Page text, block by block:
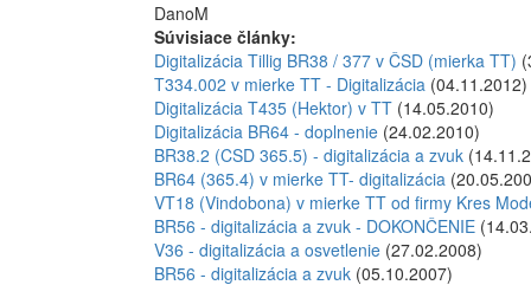
DanoM
Súvisiace články:
Digitalizácia Tillig BR38 / 377 v ČSD (mierka TT)
T334.002 v mierke TT - Digitalizácia (04.11.2012)
Digitalizácia T435 (Hektor) v TT (14.05.2010)
Digitalizácia BR64 - doplnenie (24.02.2010)
BR38.2 (CSD 365.5) - digitalizácia a zvuk
BR64 (365.4) v mierke TT- digitalizácia
VT18 (Vindobona) v mierke TT od firmy Kres
BR56 - digitalizácia a zvuk - DOKONČENIE
V36 - digitalizácia a osvetlenie (27.02.2008)
BR56 - digitalizácia a zvuk (05.10.2007)